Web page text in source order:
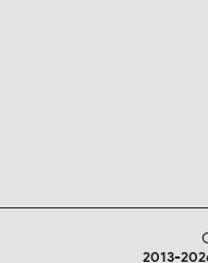
2013-